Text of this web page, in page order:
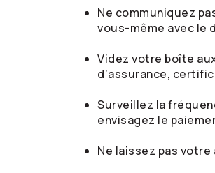
Ne communiquez
vous-même avec le
Videz votre boîte
d’assurance,
Surveillez la
envisagez le
Ne laissez pas